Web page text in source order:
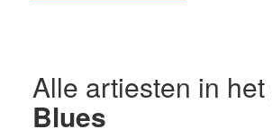
Alle artiesten in
Blues